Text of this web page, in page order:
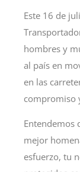
Este 16 de
hombres y
al país en
en las
compromiso
Entendemos
mejor
esfuerzo, tu